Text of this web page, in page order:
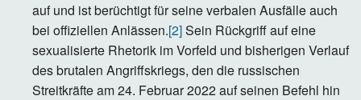
auf und ist berüchtigt für seine verbalen Ausfälle auch
bei offiziellen Anlässen.[2]Sein Rückgriff auf eine
sexualisierte Rhetorik im Vorfeld und bisherigen Verlauf
des brutalen Angriffskriegs, den die russischen
Streitkräfte am 24. Februar 2022 auf seinen Befehl hin